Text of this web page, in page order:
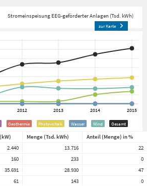
Stromeinspeisung EEG-geförderter Anlagen (Tsd. kWh)
zur Karte
Geothermie Photovoltaik Wasser Wind Gesamt
Menge (Tsd. kWh)
Anteil (Menge) in %
2.440 13.716
22
160 233
0
35.691 28.930
47
61 143
0